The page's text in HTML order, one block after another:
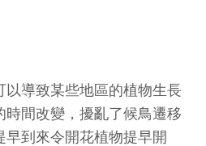
以導致某些地區的植物生長
時間改變，擾亂了候鳥遷移
早到來令開花植物提早開